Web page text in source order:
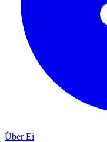
Über Ei